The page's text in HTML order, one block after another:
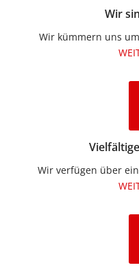
Wir
Wir kümmern uns
Wir verfügen über